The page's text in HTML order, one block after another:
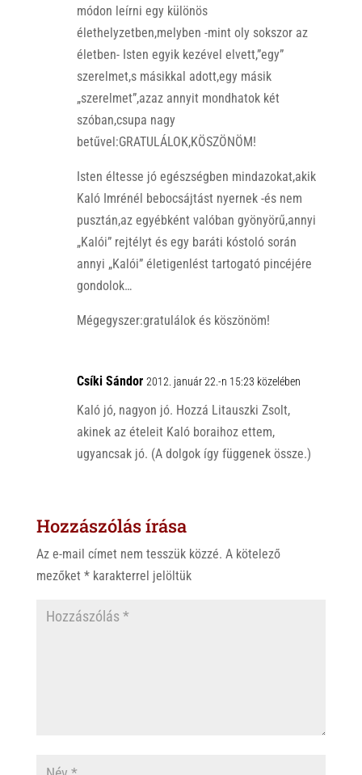
módon leírni egy különös
élethelyzetben,melyben -mint oly sokszor az
életben- Isten egyik kezével elvett,”egy”
szerelmet,s másikkal adott,egy másik
„szerelmet”,azaz annyit mondhatok két
szóban,csupa nagy
betűvel:GRATULÁLOK,KÖSZÖNÖM!
Isten éltesse jó egészségben mindazokat,akik
Kaló Imrénél bebocsájtást nyernek -és nem
pusztán,az egyébként valóban gyönyörű,annyi
„Kalói” rejtélyt és egy baráti kóstoló során
annyi „Kalói” életigenlést tartogató pincéjére
gondolok…
Mégegyszer:gratulálok és köszönöm!
Csíki Sándor 2012. január 22.-n 15:23 közelében
Kaló jó, nagyon jó. Hozzá Litauszki Zsolt,
akinek az ételeit Kaló boraihoz ettem,
ugyancsak jó. (A dolgok így függenek össze.)
Hozzászólás írása
Az e-mail címet nem tesszük közzé. A kötelező
mezőket *karakterrel jelöltük